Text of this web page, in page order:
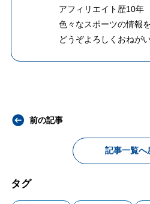
アフィリエイト歴10年
色々なスポーツの情報
どうぞよろしくおねが
前の記事
記事一覧へ
タグ